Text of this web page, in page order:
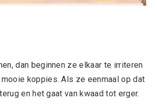
dan beginnen ze elkaar te irriteren
koppies. Als ze eenmaal op dat
en het gaat van kwaad tot erger.